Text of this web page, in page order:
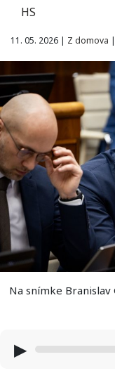
HS
11. 05. 2026 | Z domova |
Na snímke Branislav
▶